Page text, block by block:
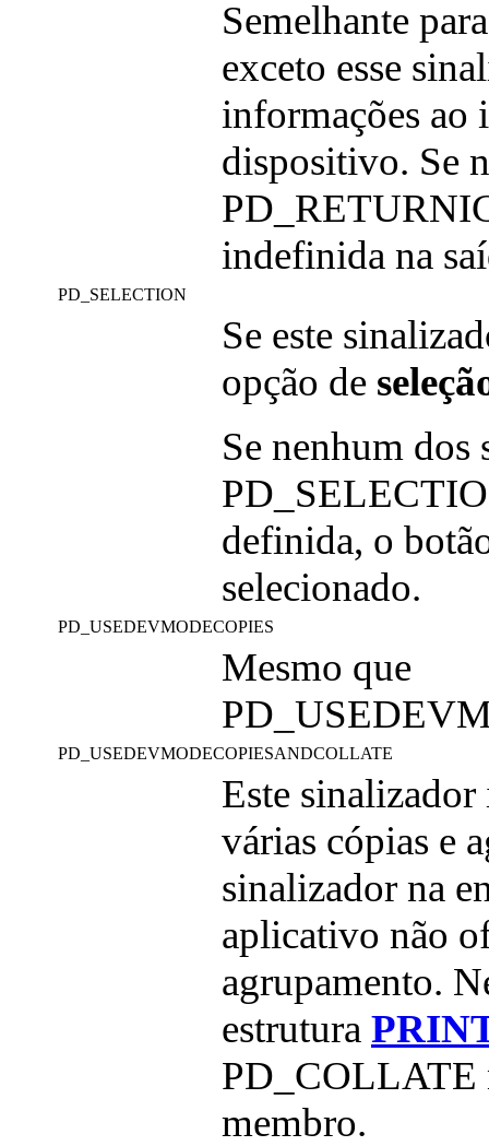
Semelhante
exceto esse
informações ao
dispositivo. Se
indefinida na
PD_SELECTION
Se este
opção de
Se nenhum
definida, o
selecionado.
PD_USEDEVMODECOPIES
Mesmo que
PD_USEDEVMODECOPIESANDCOLLATE
Este
várias cópias e
sinalizador na
aplicativo não
agrupamento.
estrutura
PD_COLLATE
membro.